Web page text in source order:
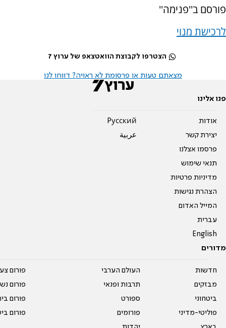
פורסם ב''פנימה''
לרכישת מנוי
הצטרפו לקבוצת הוואטצאפ של ערוץ 7
מצאתם טעות או פרסומת לא ראויה? דווחו לנו
פנו אלינו
אודות
יצירת קשר
פרסמו אצלנו
תנאי שימוש
מדיניות פרטיות
הצהרת נגישות
המייל האדום
עברית
English
Pусский
عربية
מדורים
חדשות
מבזקים
ביטחוני
פוליטי-מדיני
העולם הערבי
תרבות ופנאי
ספורט
פורומים
פורום
פורום
פורום
פורום